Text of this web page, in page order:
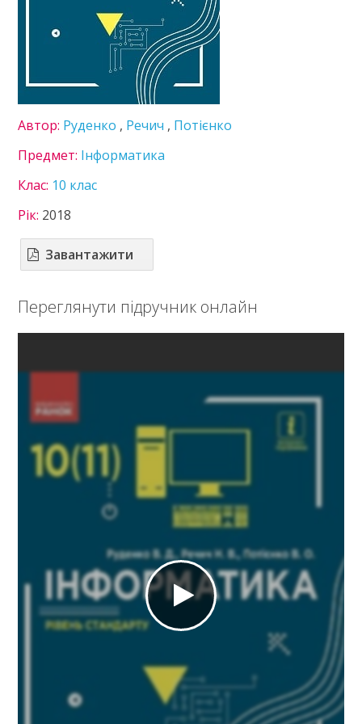
Громадянська освіта
Економіка
Зарубіжна література
Захист України
Історія України
Література
Мистецтво
Мови нац. меншин
Правознавство
Технології
Українська мова
Фізика
Хімія
ГДЗ
Статті
Зв'язок
Автор: Руденко , Речич , Потієнко
Предмет: Інформатика
Клас: 10 клас
Рік: 2018
Завантажити
Переглянути підручник онлайн